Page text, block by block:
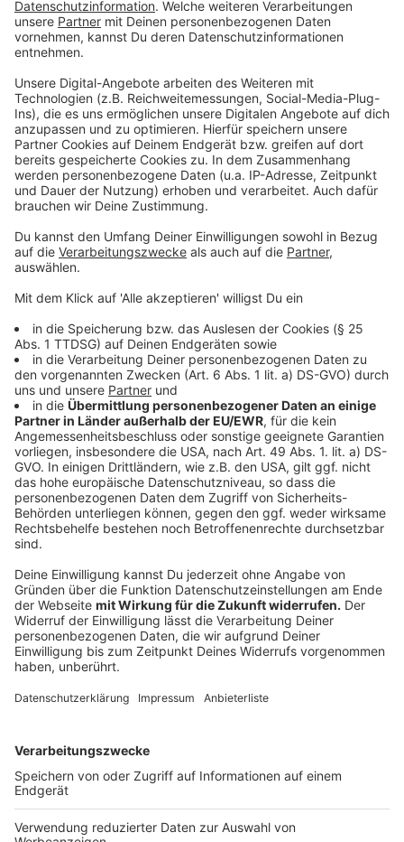
so unterschiedlich – und das nicht nur bezogen auf
Herkunft und so, sondern unsere Persönlichkeiten sind
so verschieden, aber wir sind uns gleichzeitig auch so
nah. Genau wie die CHROMATISCHEN Töne in der
Musik, immer ein Halbton neben dem nächsten." Lady
Gaga hat das Album in einer harten Zeit geschrieben,
sagt sie. Aber sie hat ihre Freundlichkeit
wiedergefunden und will die nun verbreiten. Denn
Freundlichkeit macht uns von allem frei und scheitert
nie.
Anzeige
Wir benötigen Ihre
Zustimmung, um den YouTube
Video-Service zu laden!
Wir verwenden einen Service eines
Drittanbieters, um Videoinhalte
einzubetten. Dieser Service kann
Daten zu Ihren Aktivitäten
Details durch und stimmen Sie der
Nutzung des Service zu, um dieses
Video anzusehen.
Mehr Informationen
Akzeptieren
Management Platform
Lady Gaga - Stupid Love (Official Music Video)